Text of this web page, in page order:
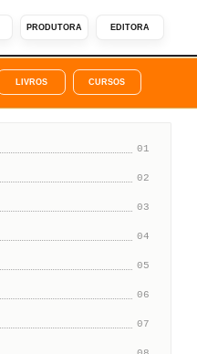
PRODUTORA EDITORA
LIVROS CURSOS
01
02
03
04
05
06
07